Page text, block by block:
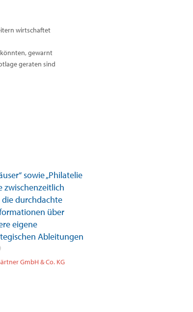
wirtschaftet
gewarnt
geraten sind
sowie „Philatelie
zwischenzeitlich
durchdachte
über
eigene
Ableitungen
GmbH & Co. KG